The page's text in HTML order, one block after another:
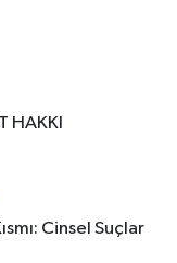
HAKKI
Cinsel Suçlar